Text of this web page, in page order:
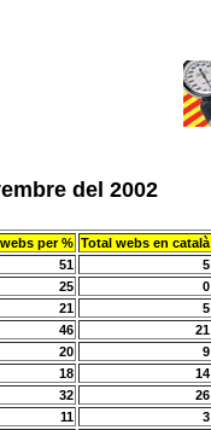
del 2002
per % Total webs en català
51 5
25 0
21 5
46 21
20 9
18 14
32 26
11 3